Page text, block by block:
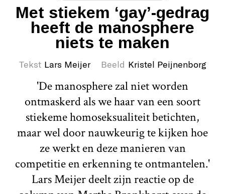
Met stiekem ‘gay’-gedrag
heeft de manosphere
niets te maken
Tekst Lars Meijer Beeld Kristel Peijnenborg
'De manosphere zal niet worden
ontmaskerd als we haar van een soort
stiekeme homoseksualiteit betichten,
maar wel door nauwkeurig te kijken hoe
ze werkt en deze manieren van
competitie en erkenning te ontmantelen.'
Lars Meijer deelt zijn reactie op de